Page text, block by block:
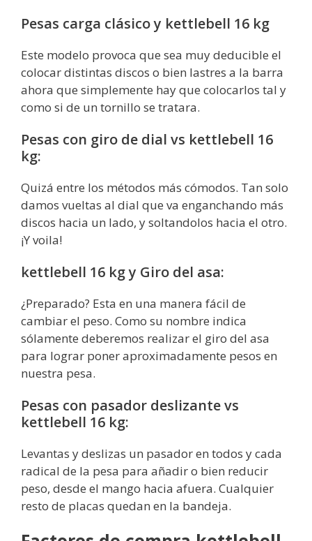
Pesas carga clásico y kettlebell 16 kg
Este modelo provoca que sea muy deducible el
colocar distintas discos o bien lastres a la barra
ahora que simplemente hay que colocarlos tal y
como si de un tornillo se tratara.
Pesas con giro de dial vs kettlebell 16
kg:
Quizá entre los métodos más cómodos. Tan solo
damos vueltas al dial que va enganchando más
discos hacia un lado, y soltandolos hacia el otro.
¡Y voila!
kettlebell 16 kg y Giro del asa:
¿Preparado? Esta en una manera fácil de
cambiar el peso. Como su nombre indica
sólamente deberemos realizar el giro del asa
para lograr poner aproximadamente pesos en
nuestra pesa.
Pesas con pasador deslizante vs
kettlebell 16 kg:
Levantas y deslizas un pasador en todos y cada
radical de la pesa para añadir o bien reducir
peso, desde el mango hacia afuera. Cualquier
resto de placas quedan en la bandeja.